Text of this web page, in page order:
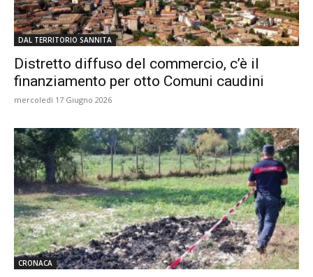
DAL TERRITORIO SANNITA
Distretto diffuso del commercio, c’è il
finanziamento per otto Comuni caudini
mercoledì 17 Giugno 2026
CRONACA